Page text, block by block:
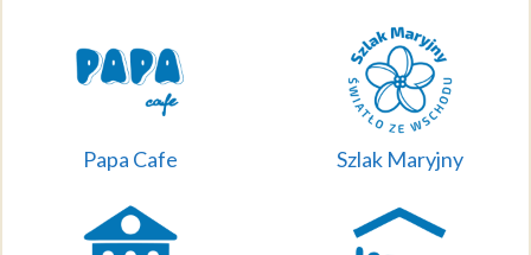
Papa Cafe Szlak Maryjny